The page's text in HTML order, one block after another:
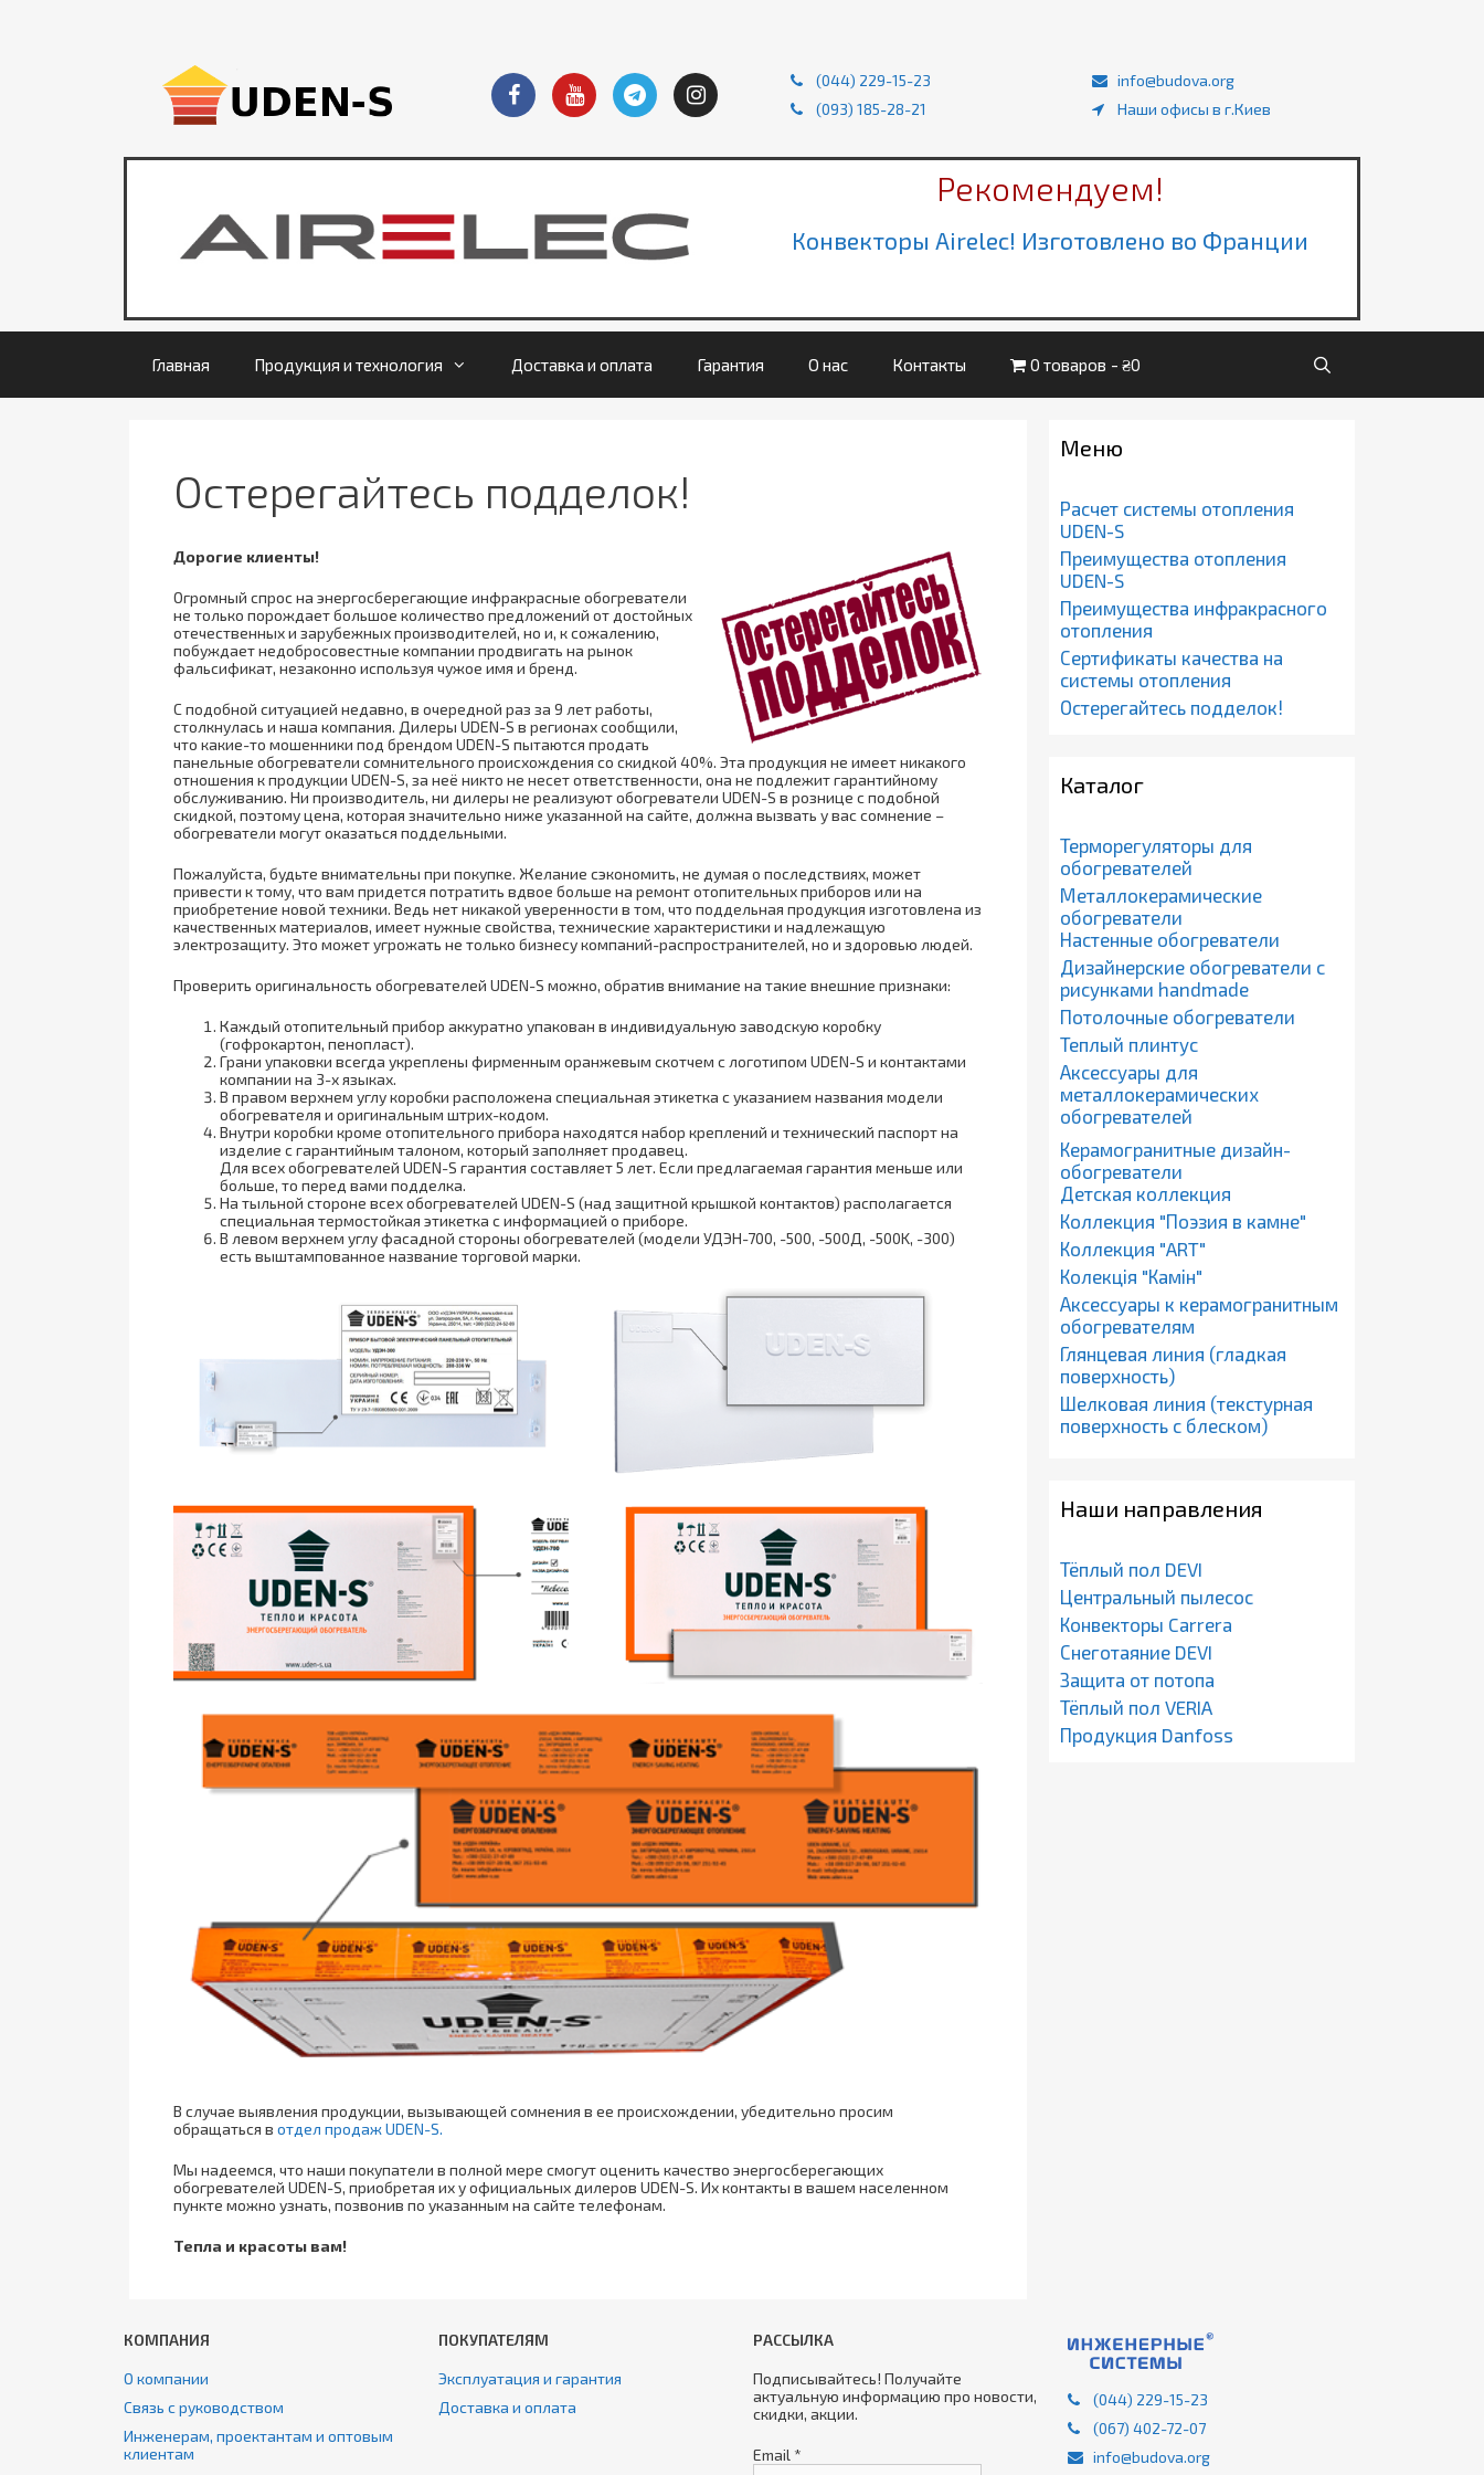
(044) 229-15-23
(093) 185-28-21
info@budova.org
Наши офисы в г.Киев
Рекомендуем!
Конвекторы Airelec! Изготовлено во Франции
Главная Продукция и технология Доставка и оплата Гарантия О нас Контакты 0 товаров ₴0
Остерегайтесь подделок!
Дорогие клиенты!
Огромный спрос на энергосберегающие инфракрасные обогреватели
не только порождает большое количество предложений от достойных
отечественных и зарубежных производителей, но и, к сожалению,
побуждает недобросовестные компании продвигать на рынок
фальсификат, незаконно используя чужое имя и бренд.
С подобной ситуацией недавно, в очередной раз за 9 лет работы,
столкнулась и наша компания. Дилеры UDEN-S в регионах сообщили,
что какие-то мошенники под брендом UDEN-S пытаются продать
панельные обогреватели сомнительного происхождения со скидкой 40%. Эта продукция не имеет никакого
отношения к продукции UDEN-S, за неё никто не несет ответственности, она не подлежит гарантийному
обслуживанию. Ни производитель, ни дилеры не реализуют обогреватели UDEN-S в рознице с подобной
скидкой, поэтому цена, которая значительно ниже указанной на сайте, должна вызвать у вас сомнение –
обогреватели могут оказаться поддельными.
Пожалуйста, будьте внимательны при покупке. Желание сэкономить, не думая о последствиях, может
привести к тому, что вам придется потратить вдвое больше на ремонт отопительных приборов или на
приобретение новой техники. Ведь нет никакой уверенности в том, что поддельная продукция изготовлена из
качественных материалов, имеет нужные свойства, технические характеристики и надлежащую
электрозащиту. Это может угрожать не только бизнесу компаний-распространителей, но и здоровью людей.
Проверить оригинальность обогревателей UDEN-S можно, обратив внимание на такие внешние признаки:
Каждый отопительный прибор аккуратно упакован в индивидуальную заводскую коробку
(гофрокартон, пенопласт).
Грани упаковки всегда укреплены фирменным оранжевым скотчем с логотипом UDEN-S и контактами
компании на 3-х языках.
В правом верхнем углу коробки расположена специальная этикетка с указанием названия модели
обогревателя и оригинальным штрих-кодом.
Внутри коробки кроме отопительного прибора находятся набор креплений и технический паспорт на
изделие с гарантийным талоном, который заполняет продавец.
Для всех обогревателей UDEN-S гарантия составляет 5 лет. Если предлагаемая гарантия меньше или
больше, то перед вами подделка.
На тыльной стороне всех обогревателей UDEN-S (над защитной крышкой контактов) располагается
специальная термостойкая этикетка с информацией о приборе.
В левом верхнем углу фасадной стороны обогревателей (модели УДЭН-700, -500, -500Д, -500K, -300)
есть выштампованное название торговой марки.
В случае выявления продукции, вызывающей сомнения в ее происхождении, убедительно просим
обращаться в отдел продаж UDEN-S.
Мы надеемся, что наши покупатели в полной мере смогут оценить качество энергосберегающих
обогревателей UDEN-S, приобретая их у официальных дилеров UDEN-S. Их контакты в вашем населенном
пункте можно узнать, позвонив по указанным на сайте телефонам.
Тепла и красоты вам!
Меню
Расчет системы отопления
UDEN-S
Преимущества отопления
UDEN-S
Преимущества инфракрасного
отопления
Сертификаты качества на
системы отопления
Остерегайтесь подделок!
Каталог
Терморегуляторы для
обогревателей
Металлокерамические
обогреватели
Настенные обогреватели
Дизайнерские обогреватели с
рисунками handmade
Потолочные обогреватели
Теплый плинтус
Аксессуары для
металлокерамических
обогревателей
Керамогранитные дизайн-
обогреватели
Детская коллекция
Коллекция "Поэзия в камне"
Коллекция "ART"
Колекція "Камін"
Аксессуары к керамогранитным
обогревателям
Глянцевая линия (гладкая
поверхность)
Шелковая линия (текстурная
поверхность с блеском)
Наши направления
Тёплый пол DEVI
Центральный пылесос
Конвекторы Carrera
Снеготаяние DEVI
Защита от потопа
Тёплый пол VERIA
Продукция Danfoss
КОМПАНИЯ
О компании
Связь с руководством
Инженерам, проектантам и оптовым
клиентам
ПОКУПАТЕЛЯМ
Эксплуатация и гарантия
Доставка и оплата
РАССЫЛКА
Подписывайтесь! Получайте
актуальную информацию про новости,
скидки, акции.
Email *
(044) 229-15-23
(067) 402-72-07
info@budova.org